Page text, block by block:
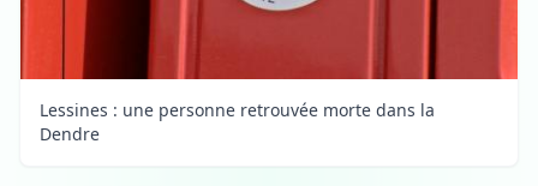
Lessines : une personne retrouvée morte dans la
Dendre